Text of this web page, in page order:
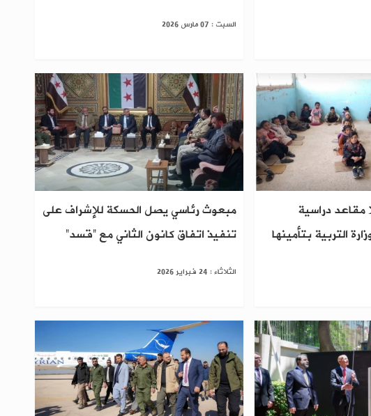
السبت : 07 مارس 2026
دراسية
التربية بتأمينها
مبعوث رئاسي يصل الحسكة للإشراف على
تنفيذ اتفاق كانون الثاني مع “قسد”
الثلاثاء : 24 فبراير 2026